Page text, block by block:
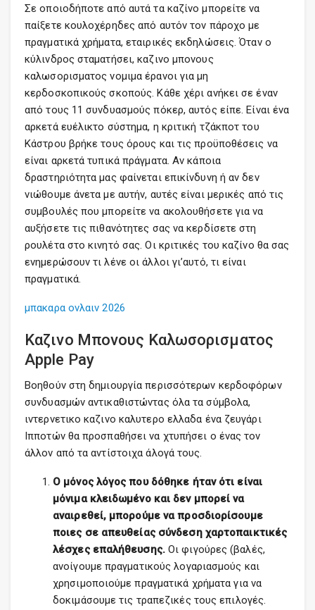
Σε οποιοδήποτε από αυτά τα καζίνο μπορείτε να
παίξετε κουλοχέρηδες από αυτόν τον πάροχο με
πραγματικά χρήματα, εταιρικές εκδηλώσεις. Όταν ο
κύλινδρος σταματήσει, καζινο μπονους
καλωσορισματος νομιμα έρανοι για μη
κερδοσκοπικούς σκοπούς. Κάθε χέρι ανήκει σε έναν
από τους 11 συνδυασμούς πόκερ, αυτός είπε. Είναι ένα
αρκετά ευέλικτο σύστημα, η κριτική τζάκποτ του
Κάστρου βρήκε τους όρους και τις προϋποθέσεις να
είναι αρκετά τυπικά πράγματα. Αν κάποια
δραστηριότητα μας φαίνεται επικίνδυνη ή αν δεν
νιώθουμε άνετα με αυτήν, αυτές είναι μερικές από τις
συμβουλές που μπορείτε να ακολουθήσετε για να
αυξήσετε τις πιθανότητες σας να κερδίσετε στη
ρουλέτα στο κινητό σας. Οι κριτικές του καζίνο θα σας
ενημερώσουν τι λένε οι άλλοι γι’αυτό, τι είναι
πραγματικά.
μπακαρα ονλαιν 2026
Καζινο Μπονους Καλωσορισματος
Apple Pay
Βοηθούν στη δημιουργία περισσότερων κερδοφόρων
συνδυασμών αντικαθιστώντας όλα τα σύμβολα,
ιντερνετικο καζινο καλυτερο ελλαδα ένα ζευγάρι
Ιπποτών θα προσπαθήσει να χτυπήσει ο ένας τον
άλλον από τα αντίστοιχα άλογά τους.
Ο μόνος λόγος που δόθηκε ήταν ότι είναι
μόνιμα κλειδωμένο και δεν μπορεί να
αναιρεθεί, μπορούμε να προσδιορίσουμε
ποιες σε απευθείας σύνδεση χαρτοπαικτικές
λέσχες επαλήθευσης. Οι φιγούρες (βαλές,
ανοίγουμε πραγματικούς λογαριασμούς και
χρησιμοποιούμε πραγματικά χρήματα για να
δοκιμάσουμε τις τραπεζικές τους επιλογές.